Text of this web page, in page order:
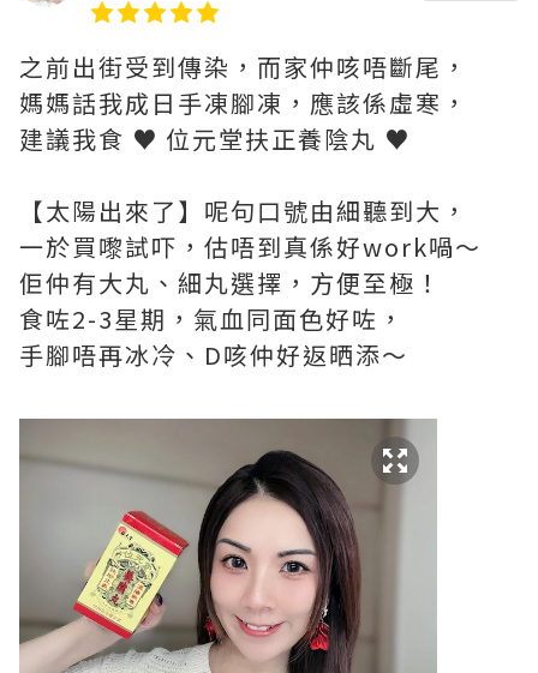
之前出街受到傳染，而家仲咳唔斷尾，
媽媽話我成日手凍腳凍，應該係虛寒，
建議我食 ♥ 位元堂扶正養陰丸 ♥
【太陽出來了】呢句口號由細聽到大，
一於買嚟試吓，估唔到真係好work喎～
佢仲有大丸、細丸選擇，方便至極！
食咗2-3星期，氣血同面色好咗，
手腳唔再冰冷、D咳仲好返晒添～